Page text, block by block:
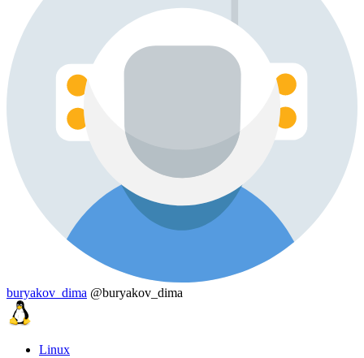
buryakov_dima @buryakov_dima
Linux